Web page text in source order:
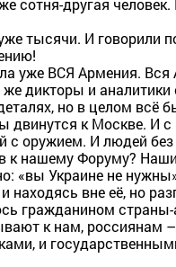
другая человек.
тысячи. И говорили
уже ВСЯ Армения.
же дикторы и
но в целом всё
двинутся к Москве. И
с оружием. И людей
к нашему Форуму?
«вы Украине не
находясь вне её, но
гражданином страны-
к нам, россиянам
и